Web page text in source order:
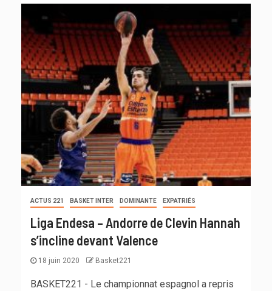
ACTUS 221 BASKET INTER DOMINANTE EXPATRIÉS
Liga Endesa – Andorre de Clevin Hannah
s’incline devant Valence
18 juin 2020 Basket221
BASKET221 - Le championnat espagnol a repris